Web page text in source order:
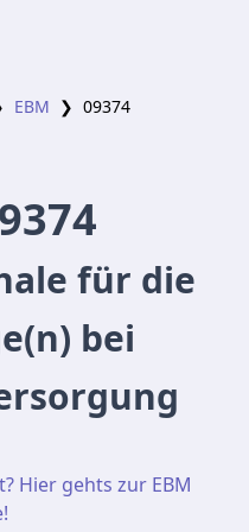
EBM ❯ 09374
für die
bei
Hier gehts zur EBM